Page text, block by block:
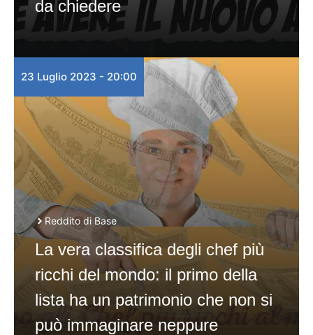
da chiedere
23 Luglio 2023 - 20:00
Reddito di Base
La vera classifica degli chef più
ricchi del mondo: il primo della
lista ha un patrimonio che non si
può immaginare neppure